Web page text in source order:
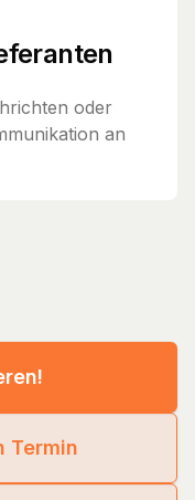
oder
an
Termin